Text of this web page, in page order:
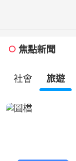
焦點新聞
社會 旅遊